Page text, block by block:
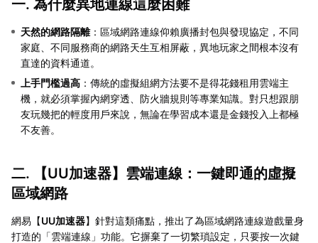
一. 為什麼異地連線這麼困難
天然的網路隔離：區域網路連線仰賴廣播封包與發現協定，不同
家庭、不同服務商的網路天生互相屏蔽，異地玩家之間根本沒有
直達的資料通道。
上手門檻過高 ：傳統的虛擬組網方法要不是得花錢租用雲端主
機，就必須掌握內網穿透、防火牆規則等專業知識。對只想跟朋
友玩幾把的輕度用戶來說，無論在學習成本還是金錢投入上都極
不友善。
二. 【UU加速器】雲端連線：一鍵即通的虛擬
區域網路
網易【UU加速器】針對這類痛點，推出了為區域網路連線遊戲量身
打造的「雲端連線」功能。它摒棄了一切繁瑣設定，只要按一次鍵